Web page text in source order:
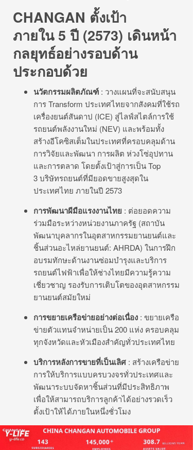
CHANGAN ตั้งเป้า
ภายใน 5 ปี (2573) เดินหน้า
กลยุทธ์อย่างรอบด้าน
ประกอบด้วย
นวัตกรรมผลิตภัณฑ์ : วางแผนที่จะสนับสนุน
การ Transform ประเทศไทยจากสังคมที่ใช้รถ
เครื่องยนต์สันดาป (ICE) สู่ไลฟ์สไตล์การใช้
รถยนต์พลังงานใหม่ (NEV) และพร้อมทั้ง
สร้างอีโคซิสเต็มในประเทศที่ครอบคลุมด้าน
การวิจัยและพัฒนา การผลิต ห่วงโซ่อุปทาน
และการตลาด โดยตั้งเป้าสู่การเป็น Top
3 บริษัทรถยนต์ที่มียอดขายสูงสุดใน
ประเทศไทย ภายในปี 2573
การพัฒนาผีมือแรงงานไทย : ต่อยอดความ
ร่วมมือระหว่างหน่วยงานภาครัฐ (สถาบัน
พัฒนาบุคลากรในอุตสาหกรรมยานยนต์และ
ชิ้นส่วนอะไหล่ยานยนต์: AHRDA) ในการฝึก
อบรมทักษะด้านงานซ่อมบำรุงและบริการ
รถยนต์ไฟฟ้าเพื่อให้ช่างไทยมีความรู้ความ
เชี่ยวชาญ รองรับการเติบโตของอุตสาหกรรม
ยานยนต์สมัยใหม่
การขยายเครือข่ายอย่างต่อเนื่อง : ขยายเครือ
ข่ายตัวแทนจำหน่ายเป็น 200 แห่ง ครอบคลุม
ทุกจังหวัดและหัวเมืองสำคัญทั่วประเทศไทย
บริการหลังการขายที่เป็นเลิศ : สร้างเครือข่าย
การให้บริการแบบครบวงจรทั่วประเทศและ
พัฒนาระบบจัดหาชิ้นส่วนที่มีประสิทธิภาพ
เพื่อให้สามารถบริการลูกค้าได้อย่างรวดเร็ว
ตั้งเป้าให้ได้ภายในหนึ่งชั่วโมง